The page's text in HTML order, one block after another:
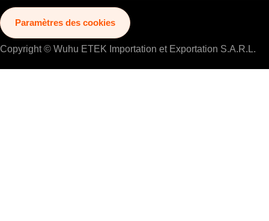
Paramètres des cookies
Copyright © Wuhu ETEK Importation et Exportation S.A.R.L.